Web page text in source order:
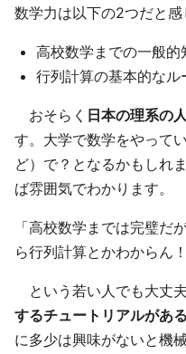
数学力は以下の2つだと感
高校数学までの一般的
行列計算の基本的なル
おそらく 日本の理系の
す。大学で数学をやって
ど）で？となるかもしれ
ば雰囲気でわかります。
「高校数学までは完璧だ
ら行列計算とかわからん
という若い人でも大丈夫
するチュートリアルがある
に多少は興味がないと機